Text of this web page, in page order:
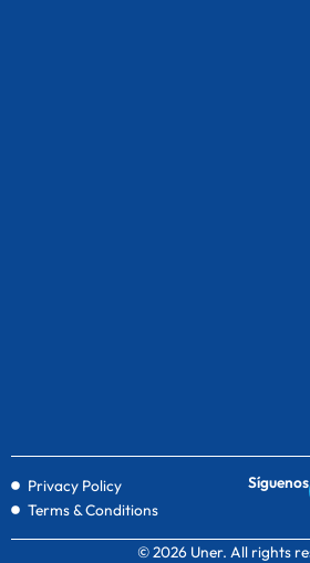
Privacy Policy
Terms & Conditions
Síguenos
© 2026 Uner. All rights